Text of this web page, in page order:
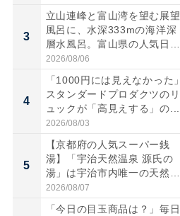
3
立山連峰と富山湾を望む展望
風呂に、水深333mの海洋深
層水風呂。富山県の人気日
帰...
2026/08/06
4
「1000円には見えなかった」
スタンダードプロダクツのリ
ュックが「高見えする」の...
2026/08/03
5
【京都府の人気スーパー銭
湯】「宇治天然温泉 源氏の
湯」は宇治市内唯一の天然温
泉と...
2026/08/07
「今日の目玉商品は？」毎日